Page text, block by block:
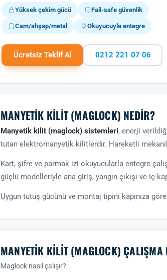
Yüksek çekim gücü Fail-safe güvenlik
Cam/ahşap/metal Okuyucuyla entegre
Ücretsiz Teklif Al 0212 221 07 06
MANYETIK KILIT (MAGLOCK) NEDIR?
Manyetik kilit (maglock) sistemleri, enerji
tutan elektromanyetik kilitlerdir. Hareketli
Kart, şifre ve parmak izi okuyucularla entegre
güçlü modelleriyle ana giriş, yangın çıkışı ve iç
Uygun tutuş gücünü ve montaj tipini kapınıza
MANYETIK KILIT (MAGLOCK) ÇALIŞMA
Maglock nasıl çalışır?